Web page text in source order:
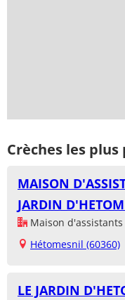
Crèches les
MAISON
JARDIN
Maison
Hétomesnil (60360)
LE JARDIN